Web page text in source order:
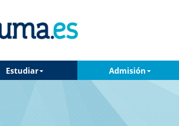
Estudiar Admisión